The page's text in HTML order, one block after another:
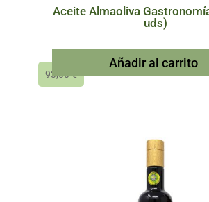
Aceite Almaoliva
uds)
93,00€
Añadir al carrito